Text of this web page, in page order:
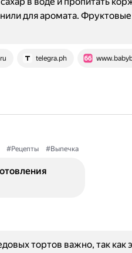
telegra.ph
для аромата.
#Рецепты #Выпечка
тортов важно, так как